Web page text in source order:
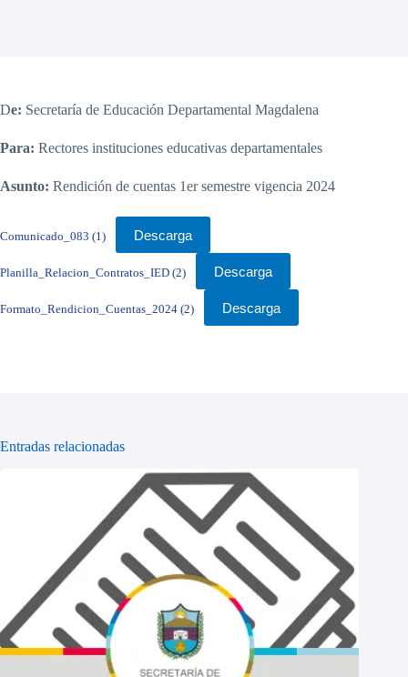
De: Secretaría de Educación Departamental Magdalena
Para: Rectores instituciones educativas departamentales
Asunto: Rendición de cuentas 1er semestre vigencia 2024
Comunicado_083 (1) Descarga
Planilla_Relacion_Contratos_IED (2) Descarga
Formato_Rendicion_Cuentas_2024 (2) Descarga
Entradas relacionadas